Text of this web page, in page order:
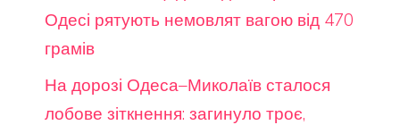
Одесі рятують немовлят вагою від 470
грамів
На дорозі Одеса–Миколаїв сталося
лобове зіткнення: загинуло троє,